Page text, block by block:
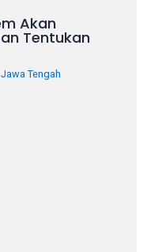
Akan
Tentukan
Jawa Tengah